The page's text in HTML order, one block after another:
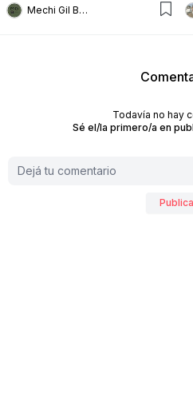
Mechi Gil Belloni
Todavía no hay
Sé el/la primero/a en